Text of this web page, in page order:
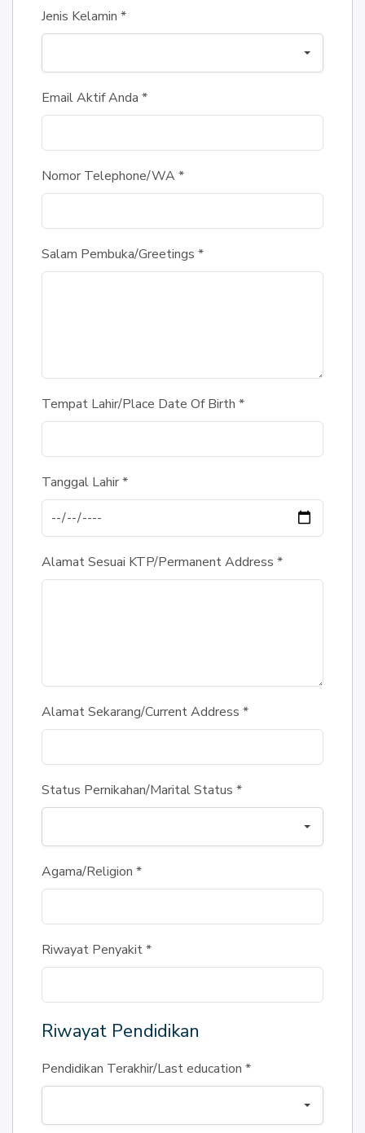
Jenis Kelamin *
Email Aktif Anda *
Nomor Telephone/WA*
Salam Pembuka/Greetings *
Tempat Lahir/Place Date Of Birth *
Tanggal Lahir*
Alamat Sesuai KTP/Permanent Address *
Alamat Sekarang/Current Address *
Status Pernikahan/Marital Status *
Agama/Religion *
Riwayat Penyakit*
Riwayat Pendidikan
Pendidikan Terakhir/Last education *